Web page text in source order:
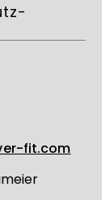
fit.com